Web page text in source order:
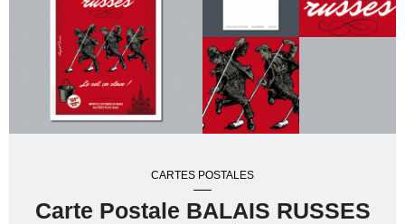
CARTES POSTALES
Carte Postale BALAIS RUSSES